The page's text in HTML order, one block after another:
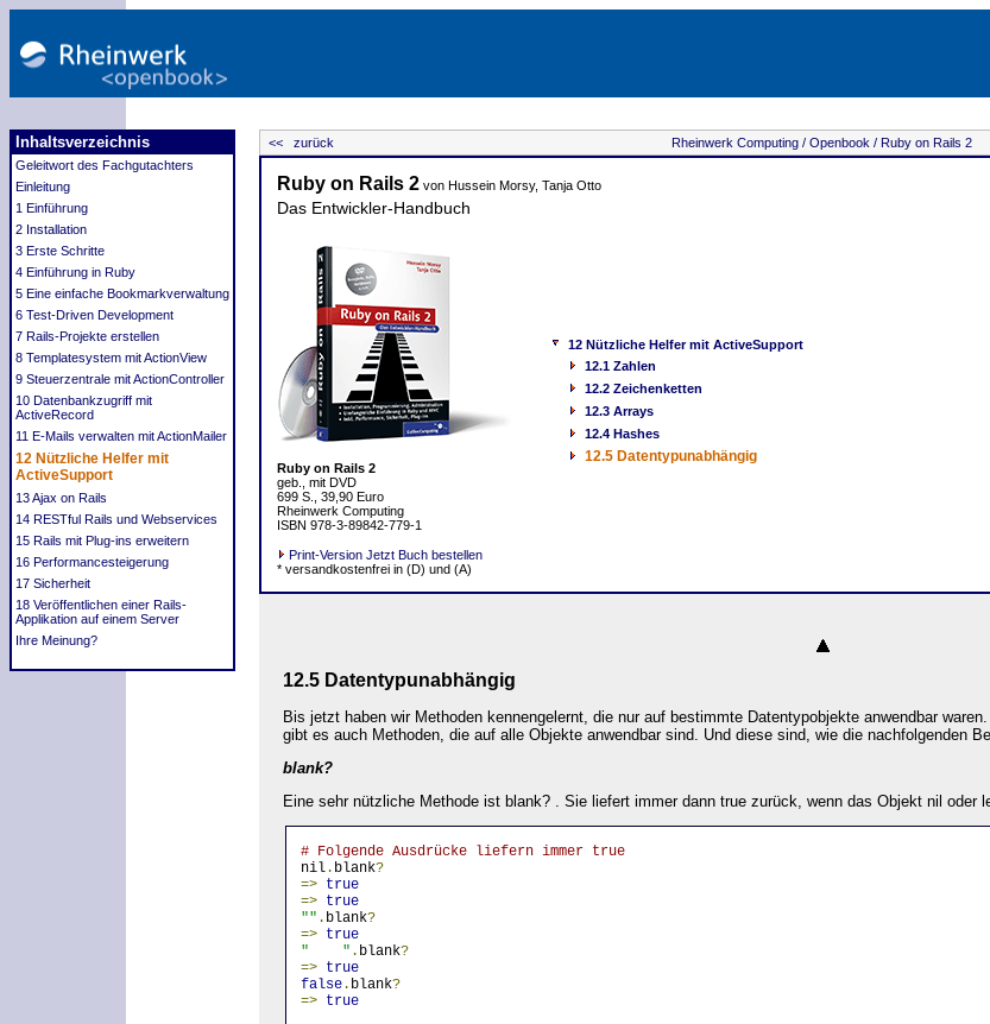
Inhaltsverzeichnis
Geleitwort des Fachgutachters
Einleitung
1 Einführung
2 Installation
3 Erste Schritte
4 Einführung in Ruby
5 Eine einfache Bookmarkverwaltung
6 Test-Driven Development
7 Rails-Projekte erstellen
8 Templatesystem mit ActionView
9 Steuerzentrale mit ActionController
10 Datenbankzugriff mit
ActiveRecord
11 E-Mails verwalten mit ActionMailer
12 Nützliche Helfer mit
ActiveSupport
13 Ajax on Rails
14 RESTful Rails und Webservices
15 Rails mit Plug-ins erweitern
16 Performancesteigerung
17 Sicherheit
18 Veröffentlichen einer Rails-
Applikation auf einem Server
Ihre Meinung?
<< zurück Rheinwerk Computing /Openbook /Ruby on Rails 2
Ruby on Rails 2 von Hussein Morsy, Tanja Otto
Das Entwickler-Handbuch
Ruby on Rails 2
geb., mit DVD
699 S., 39,90 Euro
Rheinwerk Computing
ISBN 978-3-89842-779-1
Print-Version Jetzt Buch bestellen
* versandkostenfrei in (D) und (A)
12 Nützliche Helfer mit ActiveSupport
12.1 Zahlen
12.2 Zeichenketten
12.3 Arrays
12.4 Hashes
12.5 Datentypunabhängig
12.5 Datentypunabhängig
Bis jetzt haben wir Methoden kennengelernt, die nur auf bestimmte Datentypobjekte anwendbar
gibt es auch Methoden, die auf alle Objekte anwendbar sind. Und diese sind, wie die nachfolgenden
blank?
Eine sehr nützliche Methode ist blank? . Sie liefert immer dann true zurück, wenn das Objekt nil oder
# Folgende Ausdrücke liefern immer true
nil. blank?
=> true
=> true
"" . blank?
=> true
"    " . blank?
=> true
false. blank?
=> true